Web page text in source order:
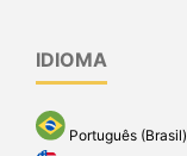
IDIOMA
Português (Brasil)